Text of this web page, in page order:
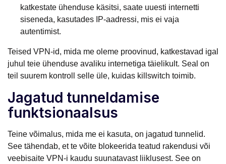
katkestate ühenduse käsitsi, saate uuesti internetti
siseneda, kasutades IP-aadressi, mis ei vaja
autentimist.
Teised VPN-id, mida me oleme proovinud, katkestavad igal
juhul teie ühenduse avaliku internetiga täielikult. Seal on
teil suurem kontroll selle üle, kuidas killswitch toimib.
Jagatud tunneldamise
funktsionaalsus
Teine võimalus, mida me ei kasuta, on jagatud tunnelid.
See tähendab, et te võite blokeerida teatud rakendusi või
veebisaite VPN-i kaudu suunatavast liiklusest. See on